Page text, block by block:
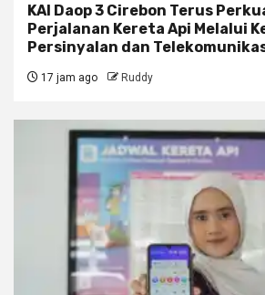
KAI Daop 3 Cirebon Terus
Perjalanan Kereta Api Melalui
Persinyalan dan
17 jam ago Ruddy